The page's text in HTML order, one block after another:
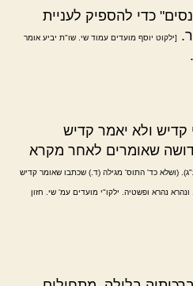
כדי להספיק לעניית
[ילקוט יוסף מועדים עמוד שי. שו"ת יביע אומר
.
ולא יאמר קדיש
שאומרים לאחר מקרא
(ושלא כד' התוס' מגילה (ד.) שכתבו שאומר קדיש
נהרא ופשטיה. ילקו"י מועדים עמ' שי. חזון